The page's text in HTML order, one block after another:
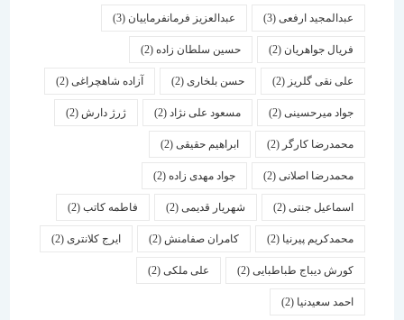
عبدالمجید ارفعی(3) عبدالعزیز فرمانفرماییان(3)
فریال جواهریان(2) حسین سلطان زاده(2)
علی نقی گلریز(2) حسن بلخاری(2) آزاده شاهچراغی(2)
جواد میرحسینی(2) مسعود علی نژاد(2) ژرژ دارش (2)
محمدرضا کارگر(2) ابراهیم حقیقی(2)
محمدرضا اصلانی(2) جواد مهدی زاده(2)
اسماعیل جنتی(2) شهریار قدیمی(2) فاطمه کاتب(2)
محمدکریم پیرنیا (2) کامران صفامنش(2) ایرج کلانتری (2)
کورش دیباج طباطبایی(2) علی ملکی(2)
احمد سعیدنیا (2)